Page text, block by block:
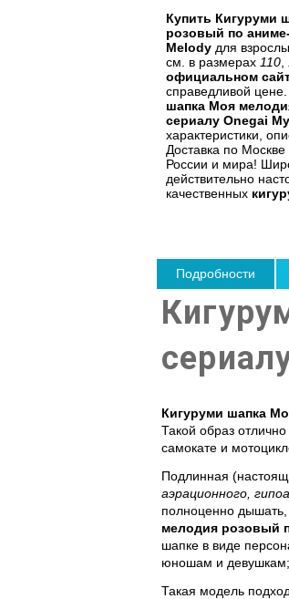
Купить Кигуруми
розовый по
Melody для
см. в размерах 110
официальном
справедливой
шапка Моя
сериалу Onegai
характеристики,
Доставка по
России и мира!
действительно
качественных
Подробности
Кигуруми шапка
Такой образ
самокате и
Подлинная
аэрационного,
полноценно дышать,
мелодия розовый
шапке в виде
юношам и девушкам;
Такая модель